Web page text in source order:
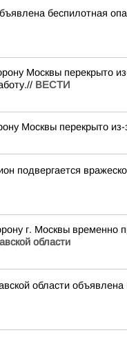
беспилотная
Москвы перекрыто
ВЕСТИ
Москвы перекрыто
подвергается
г. Москвы
области
области